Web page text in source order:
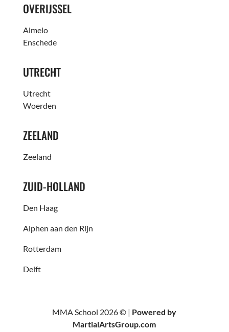
OVERIJSSEL
Almelo
Enschede
UTRECHT
Utrecht
Woerden
ZEELAND
Zeeland
ZUID-HOLLAND
Den Haag
Alphen aan den Rijn
Rotterdam
Delft
MMA School 2026 © | Powered by
MartialArtsGroup.com